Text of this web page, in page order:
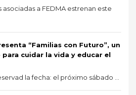
asociadas a FEDMA estrenan este
“Familias con Futuro”, un
para cuidar la vida y educar el
la fecha: el próximo sábado ...